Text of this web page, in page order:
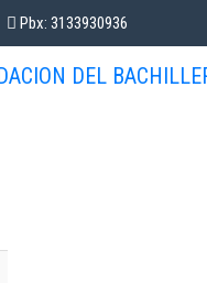
Pbx: 3133930936